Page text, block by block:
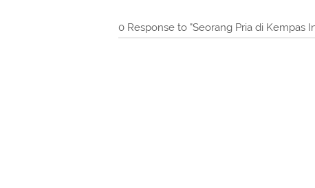
0 Response to "Seorang Pria di Kempas